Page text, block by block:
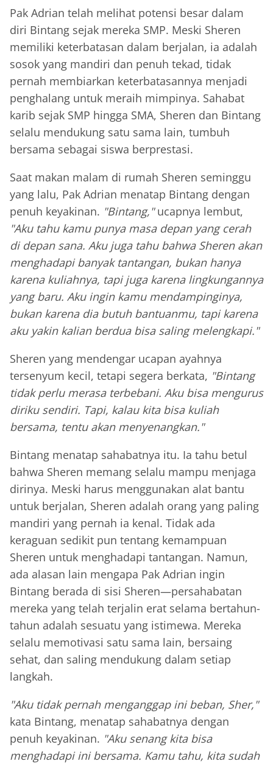
Pak Adrian telah melihat potensi besar dalam
diri Bintang sejak mereka SMP. Meski Sheren
memiliki keterbatasan dalam berjalan, ia adalah
sosok yang mandiri dan penuh tekad, tidak
pernah membiarkan keterbatasannya menjadi
penghalang untuk meraih mimpinya. Sahabat
karib sejak SMP hingga SMA, Sheren dan Bintang
selalu mendukung satu sama lain, tumbuh
bersama sebagai siswa berprestasi.
Saat makan malam di rumah Sheren seminggu
yang lalu, Pak Adrian menatap Bintang dengan
penuh keyakinan. "Bintang,"ucapnya lembut,
"Aku tahu kamu punya masa depan yang cerah
di depan sana. Aku juga tahu bahwa Sheren akan
menghadapi banyak tantangan, bukan hanya
karena kuliahnya, tapi juga karena lingkungannya
yang baru. Aku ingin kamu mendampinginya,
bukan karena dia butuh bantuanmu, tapi karena
aku yakin kalian berdua bisa saling melengkapi."
Sheren yang mendengar ucapan ayahnya
tersenyum kecil, tetapi segera berkata, "Bintang
tidak perlu merasa terbebani. Aku bisa mengurus
diriku sendiri. Tapi, kalau kita bisa kuliah
bersama, tentu akan menyenangkan."
Bintang menatap sahabatnya itu. Ia tahu betul
bahwa Sheren memang selalu mampu menjaga
dirinya. Meski harus menggunakan alat bantu
untuk berjalan, Sheren adalah orang yang paling
mandiri yang pernah ia kenal. Tidak ada
keraguan sedikit pun tentang kemampuan
Sheren untuk menghadapi tantangan. Namun,
ada alasan lain mengapa Pak Adrian ingin
Bintang berada di sisi Sheren—persahabatan
mereka yang telah terjalin erat selama bertahun-
tahun adalah sesuatu yang istimewa. Mereka
selalu memotivasi satu sama lain, bersaing
sehat, dan saling mendukung dalam setiap
langkah.
"Aku tidak pernah menganggap ini beban, Sher,"
kata Bintang, menatap sahabatnya dengan
penuh keyakinan. "Aku senang kita bisa
menghadapi ini bersama. Kamu tahu, kita sudah